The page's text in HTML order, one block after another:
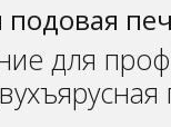
подовая
для